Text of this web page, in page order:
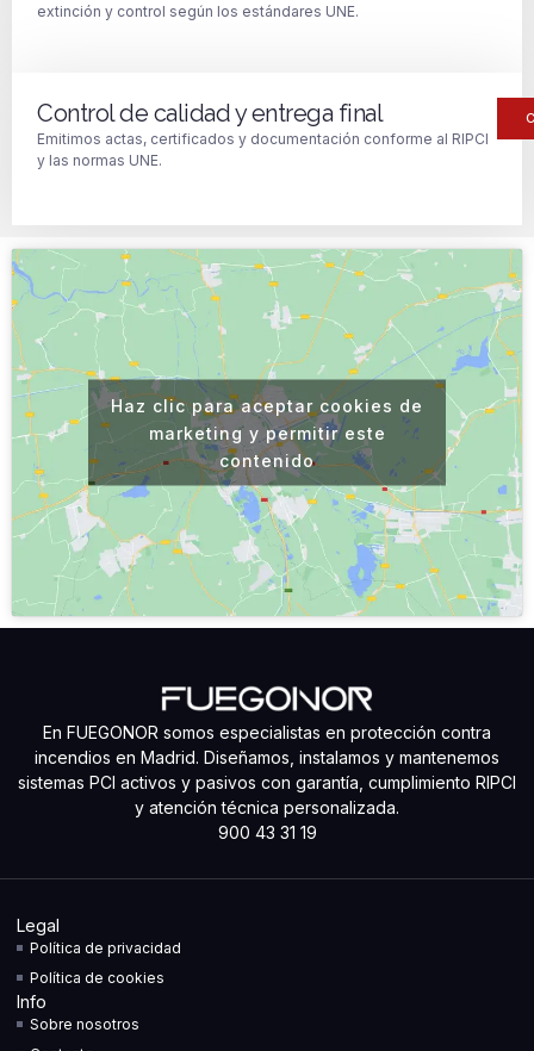
extinción y control según los estándares UNE.
Control de calidad y entrega final
Emitimos actas, certificados y documentación conforme al RIPCI
y las normas UNE.
Haz clic para aceptar cookies de
marketing y permitir este
contenido
En FUEGONOR somos especialistas en protección contra
incendios en Madrid. Diseñamos, instalamos y mantenemos
sistemas PCI activos y pasivos con garantía, cumplimiento RIPCI
y atención técnica personalizada.
900 43 31 19
Legal
Política de privacidad
Política de cookies
Info
Sobre nosotros